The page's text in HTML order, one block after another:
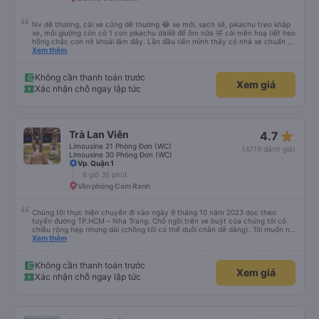
Nv dễ thương, cái xe cũng dễ thương 😂 xe mới, sạch sẽ, pikachu treo khắp
xe, mỗi giường còn có 1 con pikachu dàiiiiii để ôm nữa 🤣 cái mền hoạ tiết heo
hồng chắc con nít khoái lắm đây. Lần đầu tiên mình thấy có nhà xe chuẩn bị
cả bàn chải đánh răng. Có 2 ông bà cụ lên xe còn được nv dẫn tới tận nơi để
Xem thêm
Không cần thanh toán trước
Xác nhận chỗ ngay lập tức
Xem giá
Trà Lan Viên
Limousine 21 Phòng Đơn (WC)
Limousine 30 Phòng Đơn (WC)
4.7 star_rate
(4719 đánh giá)
Vp. Quận 1
6 giờ 35 phút
Văn phòng Cam Ranh
Chúng tôi thực hiện chuyến đi vào ngày 9 tháng 10 năm 2023 dọc theo
tuyến đường TP.HCM – Nha Trang. Chỗ ngồi trên xe buýt của chúng tôi có
chiều rộng hẹp nhưng dài (chồng tôi có thể duỗi chân dễ dàng). Tôi muốn nói
lời cảm ơn sâu sắc đến các tài xế xe buýt. chúng tôi đến từ Thành phố Hồ
ta). chúng tôi được cấp nước miễn phí và có nhà vệ sinh trên xe buýt. Khi xe
buýt dừng dọc đường, đó là một nơi rất tốt...không giống như những gì chúng
tôi thấy ở các công ty khác trên các tuyến đường khác nhau. Trong tương
Xem thêm
Không cần thanh toán trước
Xác nhận chỗ ngay lập tức
Xem giá